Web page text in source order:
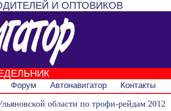
И ОПТОВИКОВ
Форум Автонавигатор Контакты
области по трофи-рейдам 2012